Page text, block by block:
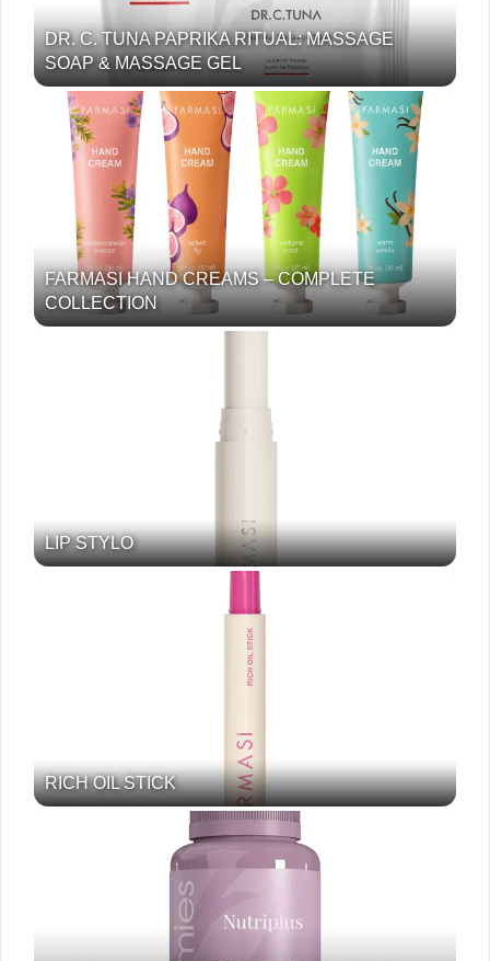
DR. C. TUNA PAPRIKA RITUAL: MASSAGE
SOAP & MASSAGE GEL
FARMASI HAND CREAMS – COMPLETE
COLLECTION
LIP STYLO
RICH OIL STICK